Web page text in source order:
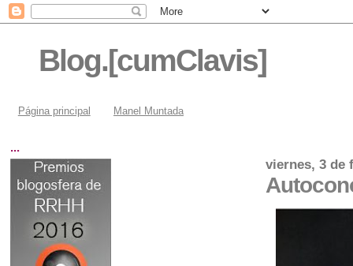
Blog.[cumClavis]
Página principal Manel Muntada
viernes, 3 de
...